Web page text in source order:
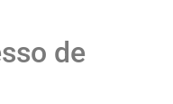
de